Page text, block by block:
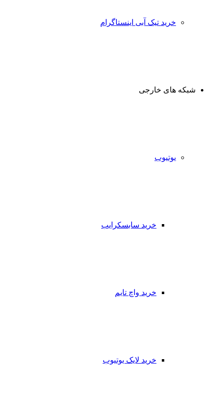
خرید تیک آبی اینستاگرام
شبکه های خارجی
یوتیوب
خرید سابسکرایب
خرید واچ تایم
خرید لایک یوتیوب